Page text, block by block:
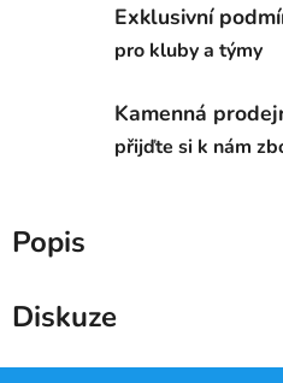
Exklusivní
pro kluby a týmy
Kamenná
přijďte si k nám
Popis
Diskuze